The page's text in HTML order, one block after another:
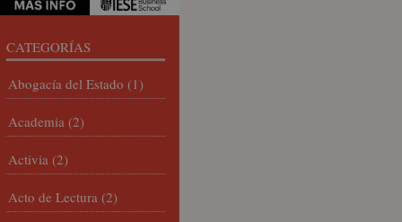
CATEGORÍAS
Abogacía del Estado (1)
Academia (2)
Activia (2)
Acto de Lectura (2)